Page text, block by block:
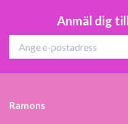
Anmäl dig
Ramons